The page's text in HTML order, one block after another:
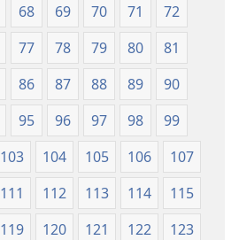
68 69 70 71
72
77 78 79 80
81
86 87 88 89
90
95 96 97 98
99
103 104 105 106
107
111 112 113 114
115
119 120 121 122
123